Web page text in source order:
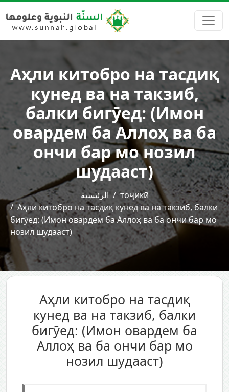
Аҳли китобро на тасдиқ
кунед ва на такзиб,
балки бигӯед: (Имон
овардем ба Аллоҳ ва ба
ончи бар мо нозил
шудааст)
الرئيسية
тоҷикӣ
Аҳли китобро на тасдиқ кунед ва на такзиб, балки
бигӯед: (Имон овардем ба Аллоҳ ва ба ончи бар мо
нозил шудааст)
Аҳли китобро на тасдиқ
кунед ва на такзиб, балки
бигӯед: (Имон овардем ба
Аллоҳ ва ба ончи бар мо
нозил шудааст)